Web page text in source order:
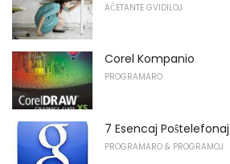
AĈETANTE GVIDILOJ
Corel Kompanio
PROGRAMARO
7 Esencaj
PROGRAMARO & PROGRAMOJ